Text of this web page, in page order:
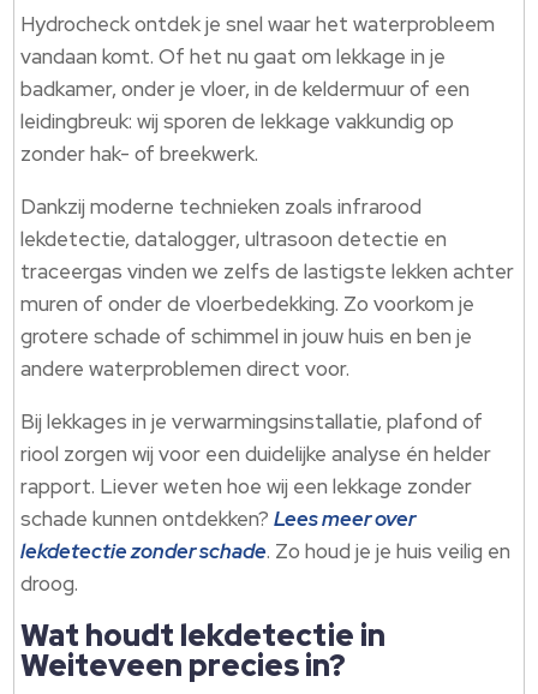
Hydrocheck ontdek je snel waar het waterprobleem
vandaan komt. Of het nu gaat om lekkage in je
badkamer, onder je vloer, in de keldermuur of een
leidingbreuk: wij sporen de lekkage vakkundig op
zonder hak- of breekwerk.
Dankzij moderne technieken zoals infrarood
lekdetectie, datalogger, ultrasoon detectie en
traceergas vinden we zelfs de lastigste lekken achter
muren of onder de vloerbedekking. Zo voorkom je
grotere schade of schimmel in jouw huis en ben je
andere waterproblemen direct voor.
Bij lekkages in je verwarmingsinstallatie, plafond of
riool zorgen wij voor een duidelijke analyse én helder
rapport. Liever weten hoe wij een lekkage zonder
schade kunnen ontdekken?Lees meer over
lekdetectie zonder schade. Zo houd je je huis veilig en
droog.
Wat houdt lekdetectie in
Weiteveen precies in?